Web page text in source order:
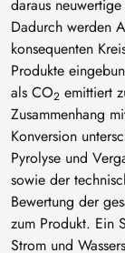
daraus
Dadurch werden
konsequenten
Produkte
als CO2 emittiert
Zusammenhang
Konversion
Pyrolyse und
sowie der
Bewertung der
zum Produkt. Ein
Strom und